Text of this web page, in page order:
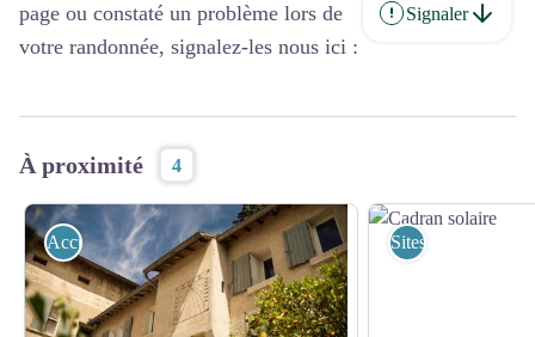
page ou constaté un problème lors de
votre randonnée, signalez-les nous ici :
Signaler
À proximité 4
Accueil Vélo Sites de visites